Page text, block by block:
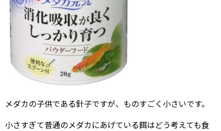
メダカの子供である針子ですが、ものすごく小さいです。
小さすぎて普通のメダカにあげている餌はどう考えても食